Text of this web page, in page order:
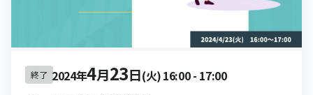
終了 2024年4月23日(火)16:00- 17:00